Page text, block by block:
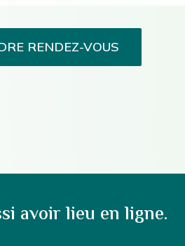
RENDEZ-VOUS
avoir lieu en ligne.